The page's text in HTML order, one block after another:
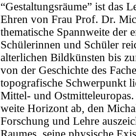
“Gestaltungsräume” ist das
Ehren von Frau Prof. Dr.
thematische Spannweite der
Schülerinnen und Schüler
alterlichen Bildkünsten bis
von der Geschichte des
topografische Schwerpunkt
Mittel- und
weite Horizont ab, den
Forschung und Lehre